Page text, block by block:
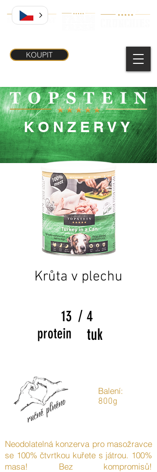
KOUPIT
KONZERVY
Krůta v plechu
Balení:
800g
Neodolatelná konzerva pro masožravce
se 100% čtvrtkou kuřete s játrou. 100%
masa! Bez kompromisů!
13 / 4
protein tuk